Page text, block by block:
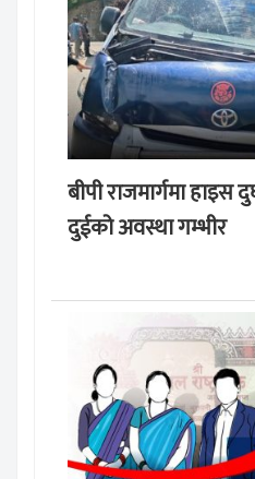
बीपी राजमार्गमा हाइस
दुईको अवस्था गम्भीर